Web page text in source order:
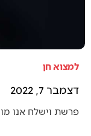
למצוא חן
דצמבר 7, 2022
פרשת וישלח אנו